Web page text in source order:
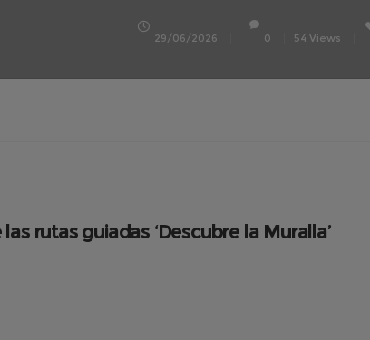
29/06/2026 0 54 Views
rutas guiadas ‘Descubre la Muralla’